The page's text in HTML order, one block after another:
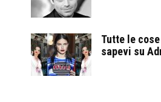
Tutte le
sapevi su